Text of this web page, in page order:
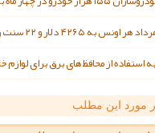
از محافظ های برق برای لوازم
مورد این مطلب